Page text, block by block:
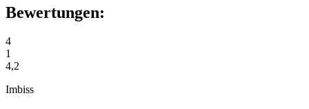
Bewertungen:
4
1
4,2
Imbiss